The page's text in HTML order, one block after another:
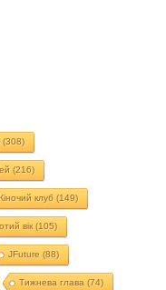
(308)
(216)
клуб (149)
вік(105)
JFuture (88)
Тижнева глава (74)